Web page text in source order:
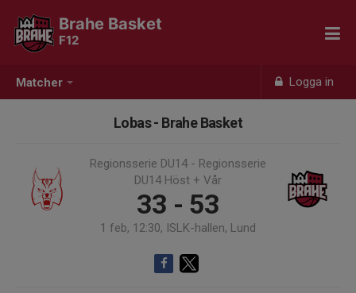
Matcher Logga in
Brahe Basket
F12
Lobas - Brahe Basket
Regionsserie DU14 - Regionsserie
DU14 Höst + Vår
33 - 53
1 feb, 12:30, ISLK-hallen, Lund